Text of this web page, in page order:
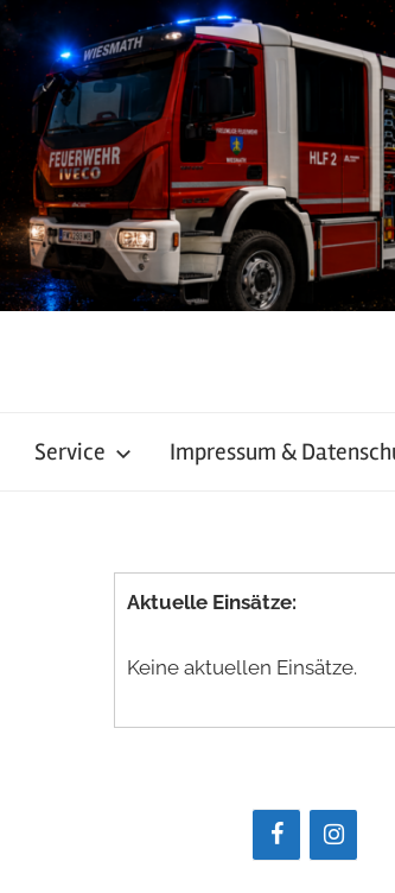
Service Impressum &
Aktuelle Einsätze:
Keine aktuellen Einsätze.